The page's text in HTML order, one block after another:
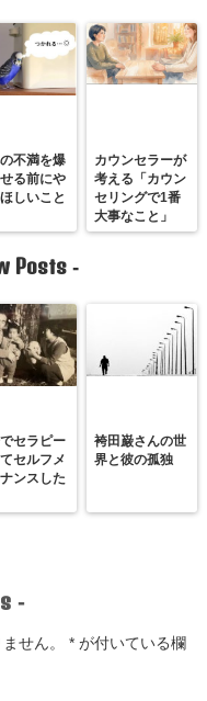
不満を爆
る前にや
しいこと
カウンセラーが
考える「カウン
セリングで1番
大事なこと」
Posts -
セラピー
セルフメ
ンスした
袴田巌さんの世
界と彼の孤独
-
せん。 * が付いている欄